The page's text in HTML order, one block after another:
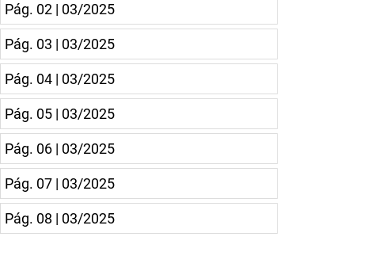
Pág. 02 | 03/2025
Pág. 03 | 03/2025
Pág. 04 | 03/2025
Pág. 05 | 03/2025
Pág. 06 | 03/2025
Pág. 07 | 03/2025
Pág. 08 | 03/2025